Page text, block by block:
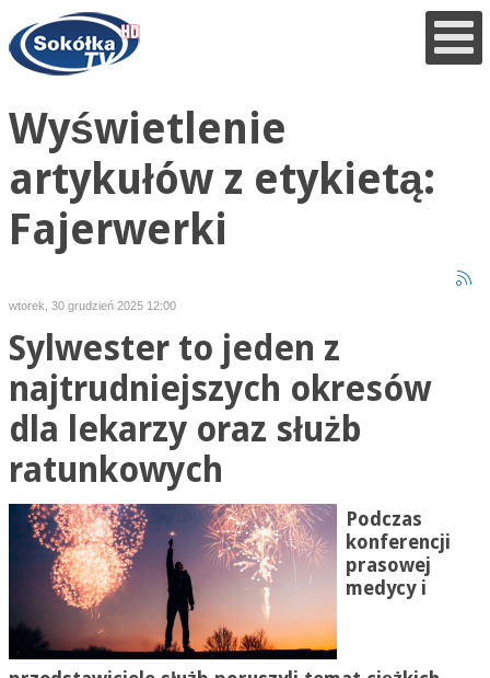
Wyświetlenie
artykułów z etykietą:
Fajerwerki
wtorek, 30 grudzień 2025 12:00
Sylwester to jeden z
najtrudniejszych okresów
dla lekarzy oraz służb
ratunkowych
Podczas
konferencji
prasowej
medycy i